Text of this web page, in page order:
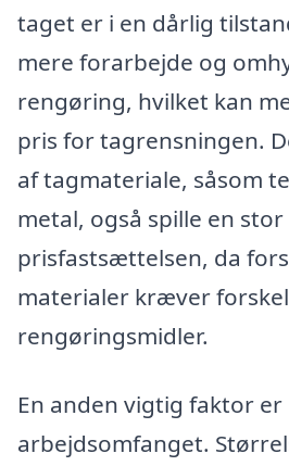
taget er i en dårlig
mere forarbejde og
rengøring, hvilket kan
pris for tagrensningen.
af tagmateriale, såsom
metal, også spille en
prisfastsættelsen, da
materialer kræver
rengøringsmidler.
En anden vigtig faktor er
arbejdsomfanget.